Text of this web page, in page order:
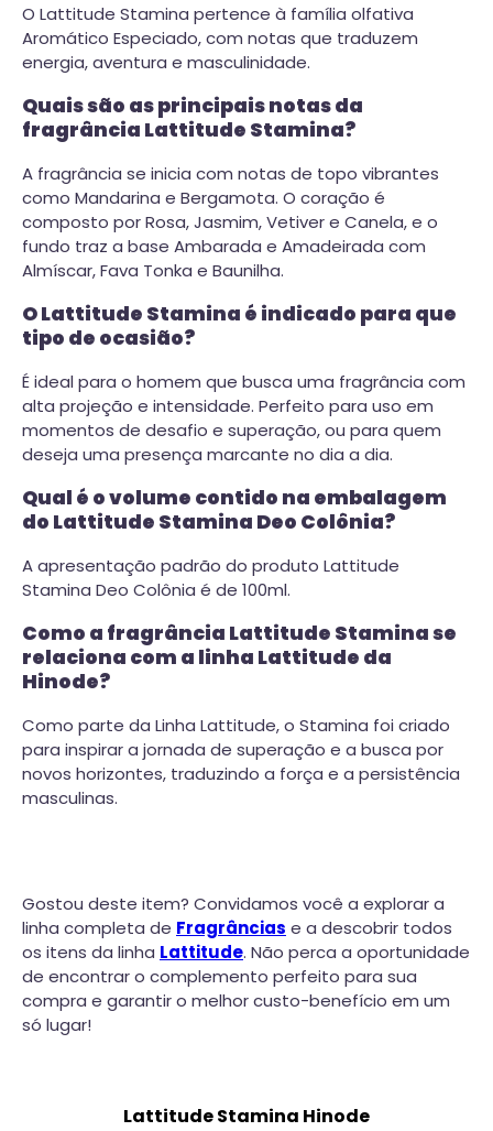
O Lattitude Stamina pertence à família olfativa
Aromático Especiado, com notas que traduzem
energia, aventura e masculinidade.
Quais são as principais notas da
fragrância Lattitude Stamina?
A fragrância se inicia com notas de topo vibrantes
como Mandarina e Bergamota. O coração é
composto por Rosa, Jasmim, Vetiver e Canela, e o
fundo traz a base Ambarada e Amadeirada com
Almíscar, Fava Tonka e Baunilha.
O Lattitude Stamina é indicado para que
tipo de ocasião?
É ideal para o homem que busca uma fragrância com
alta projeção e intensidade. Perfeito para uso em
momentos de desafio e superação, ou para quem
deseja uma presença marcante no dia a dia.
Qual é o volume contido na embalagem
do Lattitude Stamina Deo Colônia?
A apresentação padrão do produto Lattitude
Stamina Deo Colônia é de 100ml.
Como a fragrância Lattitude Stamina se
relaciona com a linha Lattitude da
Hinode?
Como parte da Linha Lattitude, o Stamina foi criado
para inspirar a jornada de superação e a busca por
novos horizontes, traduzindo a força e a persistência
masculinas.
Gostou deste item? Convidamos você a explorar a
linha completa de Fragrâncias e a descobrir todos
os itens da linha Lattitude. Não perca a oportunidade
de encontrar o complemento perfeito para sua
compra e garantir o melhor custo-benefício em um
só lugar!
Lattitude Stamina Hinode